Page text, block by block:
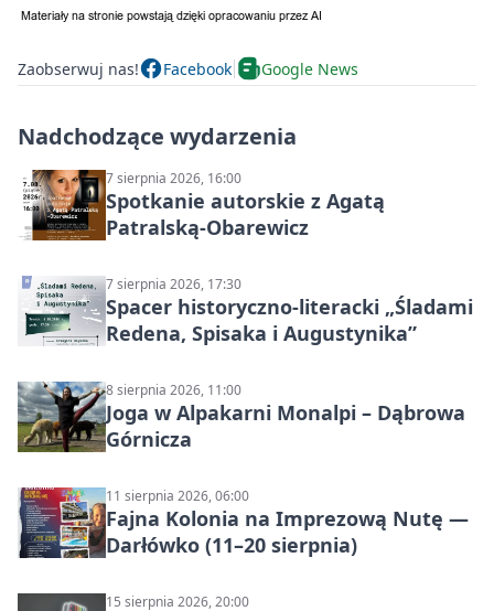
Zaobserwuj nas! Facebook Google News
Nadchodzące wydarzenia
7 sierpnia 2026, 16:00
Spotkanie autorskie z Agatą
Patralską-Obarewicz
7 sierpnia 2026, 17:30
Spacer historyczno-literacki „Śladami
Redena, Spisaka i Augustynika”
8 sierpnia 2026, 11:00
Joga w Alpakarni Monalpi – Dąbrowa
Górnicza
11 sierpnia 2026, 06:00
Fajna Kolonia na Imprezową Nutę —
Darłówko (11–20 sierpnia)
15 sierpnia 2026, 20:00